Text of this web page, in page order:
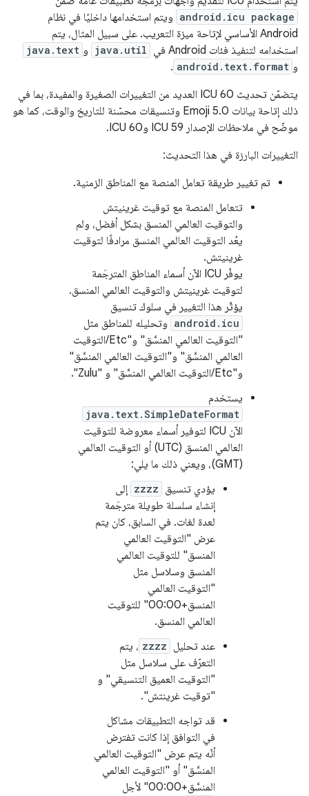
android.icu package ويتم استخدامها داخليًا في نظام
Android الأساسي لإتاحة ميزة التعريب. على سبيل المثال، يتم
استخدامه لتنفيذ فئات Android في
java.util و java.text
و android.text.format
.
يتضمّن تحديث ICU 60 العديد من التغييرات الصغيرة والمفيدة، بما في
ذلك إتاحة بيانات Emoji 5.0 وتنسيقات محسّنة للتاريخ والوقت، كما هو
موضّح في ملاحظات الإصدار ICU 59 وICU 60.
التغييرات البارزة في هذا التحديث:
تم تغيير طريقة تعامل المنصة مع المناطق الزمنية.
تتعامل المنصة مع توقيت غرينيتش
والتوقيت العالمي المنسق بشكل أفضل، ولم
يعُد التوقيت العالمي المنسق مرادفًا لتوقيت
غرينيتش.
يوفّر ICU الآن أسماء المناطق المترجَمة
لتوقيت غرينيتش والتوقيت العالمي المنسق.
يؤثّر هذا التغيير في سلوك تنسيق
android.icu وتحليله للمناطق مثل
"التوقيت العالمي المنسَّق" و"Etc/التوقيت
العالمي المنسَّق" و"التوقيت العالمي المنسَّق"
و"Etc/التوقيت العالمي المنسَّق" و "Zulu".
يستخدم
java.text.SimpleDateFormat
الآن ICU لتوفير أسماء معروضة للتوقيت
العالمي المنسق (UTC) أو التوقيت العالمي
(GMT)، ويعني ذلك ما يلي:
يؤدي تنسيق zzzz إلى
إنشاء سلسلة طويلة مترجَمة
لعدة لغات. في السابق، كان يتم
عرض "التوقيت العالمي
المنسق" للتوقيت العالمي
المنسق وسلاسل مثل
"التوقيت العالمي
المنسق+00:00" للتوقيت
العالمي المنسق.
عند تحليل zzzz ، يتم
التعرّف على سلاسل مثل
"التوقيت العميق التنسيقي" و
"توقيت غرينتش".
قد تواجه التطبيقات مشاكل
في التوافق إذا كانت تفترض
أنّه يتم عرض "التوقيت العالمي
المنسَّق" أو "التوقيت العالمي
المنسَّق+00:00" لأجل